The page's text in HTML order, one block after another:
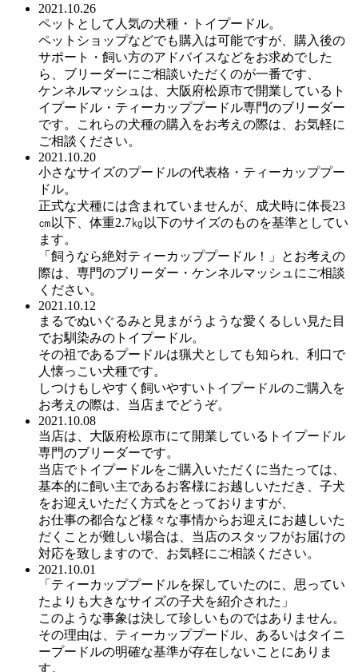
2021.10.26
ペットとして人気の犬種・トイプードル。
ペットショップなどでも購入は可能ですが、購入後の
サポート・飼い方のアドバイスなどをお求めでした
ら、ブリーダーにご相談いただくのが一番です、
ケンネルマッシュは、大阪府松原市で開業しているト
イプードル・ティーカッププードル専門のブリーダー
です。これらの犬種の購入をお考えの際は、お気軽に
ご相談ください。
2021.10.20
小さなサイズのプードルの代表格・ティーカッププー
ドル。
正式な犬種には含まれていませんが、成犬時に体長23
㎝以下、体重2.7㎏以下のサイズのものを基準としてい
ます。
「飼うなら絶対ティーカッププードル！」とお考えの
際は、専門のブリーダー・ケンネルマッシュにご相談
ください。
2021.10.12
まるでぬいぐるみと見まがうような愛くるしい見た目
でお馴染みのトイプードル。
その祖であるプードルは猟犬としても知られ、利口で
人懐っこい犬種です。
しつけもしやすく飼いやすいトイプードルのご購入を
お考えの際は、当店までどうぞ。
2021.10.08
当店は、大阪府松原市にて開業しているトイプードル
専門のブリーダーです。
当店でトイプードルをご購入いただくに当たっては、
基本的に飼い主であるお客様にお越しいただき、子犬
をお迎えいただく方式をとっておりますが、
お仕事の都合など様々な事情からお迎えにお越しいた
だくことが難しい場合は、当店のスタッフがお届けの
対応を致しますので、お気軽にご相談ください。
2021.10.01
「ティーカッププードルを探していたのに、思ってい
たよりも大きなサイズの子犬を紹介された」
このような事象は決して珍しいものではありません。
その理由は、ティーカッププードル、あるいはタイニ
ープードルの明確な基準が存在しないことにありま
す。